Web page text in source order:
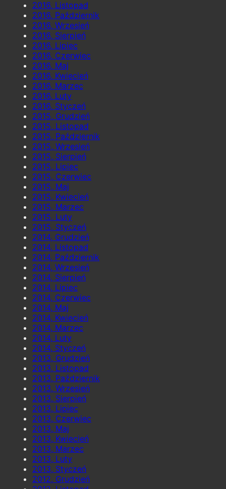
2016, Listopad
2016, Październik
2016, Wrzesień
2016, Sierpień
2016, Lipiec
2016, Czerwiec
2016, Maj
2016, Kwiecień
2016, Marzec
2016, Luty
2016, Styczeń
2015, Grudzień
2015, Listopad
2015, Październik
2015, Wrzesień
2015, Sierpień
2015, Lipiec
2015, Czerwiec
2015, Maj
2015, Kwiecień
2015, Marzec
2015, Luty
2015, Styczeń
2014, Grudzień
2014, Listopad
2014, Październik
2014, Wrzesień
2014, Sierpień
2014, Lipiec
2014, Czerwiec
2014, Maj
2014, Kwiecień
2014, Marzec
2014, Luty
2014, Styczeń
2013, Grudzień
2013, Listopad
2013, Październik
2013, Wrzesień
2013, Sierpień
2013, Lipiec
2013, Czerwiec
2013, Maj
2013, Kwiecień
2013, Marzec
2013, Luty
2013, Styczeń
2012, Grudzień